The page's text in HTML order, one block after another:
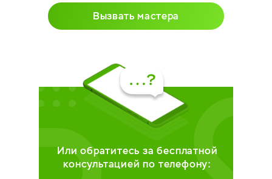
Вызвать мастера
Или обратитесь за бесплатной
консультацией по телефону: